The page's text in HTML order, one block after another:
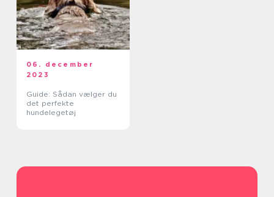
06. december
2023
Guide: Sådan vælger du
det perfekte
hundelegetøj